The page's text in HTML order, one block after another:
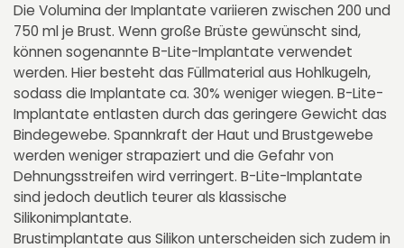
Die Volumina der Implantate variieren zwischen 200 und
750 ml je Brust. Wenn große Brüste gewünscht sind,
können sogenannte B-Lite-Implantate verwendet
werden. Hier besteht das Füllmaterial aus Hohlkugeln,
sodass die Implantate ca. 30% weniger wiegen. B-Lite-
Implantate entlasten durch das geringere Gewicht das
Bindegewebe. Spannkraft der Haut und Brustgewebe
werden weniger strapaziert und die Gefahr von
Dehnungsstreifen wird verringert. B-Lite-Implantate
sind jedoch deutlich teurer als klassische
Silikonimplantate.
Brustimplantate aus Silikon unterscheiden sich zudem in